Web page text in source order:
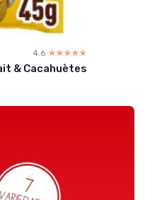
4.6 ☆☆☆☆☆
★★★★★
& Cacahuètes